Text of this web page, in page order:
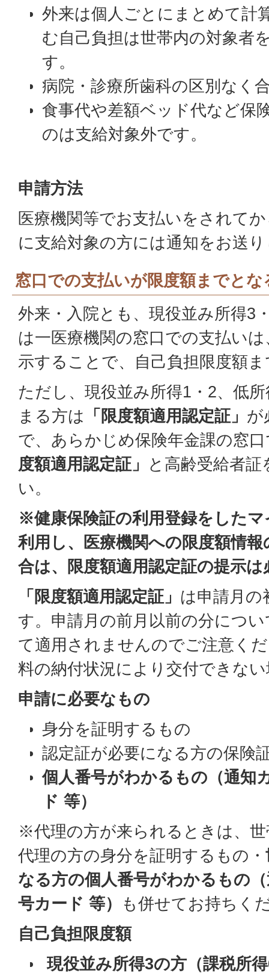
外来は個人ごとにまとめて計
む自己負担は世帯内の対象者
す。
病院・診療所歯科の区別なく
食事代や差額ベッド代など保
のは支給対象外です。
申請方法
医療機関等でお支払いをされて
に支給対象の方には通知をお送
窓口での支払いが限度額までとな
外来・入院とも、現役並み所得3
は一医療機関の窓口での支払い
示することで、自己負担限度額
ただし、現役並み所得1・2、低
まる方は 「限度額適用認定証」 が
で、あらかじめ保険年金課の窓
度額適用認定証」
と高齢受給者
い。
※健康保険証の利用登録をした
利用し、医療機関への限度額情
合は、限度額適用認定証の提示
「限度額適用認定証」 は申請月の
す。申請月の前月以前の分につ
て適用されませんのでご注意く
料の納付状況により交付できな
申請に必要なもの
身分を証明するもの
認定証が必要になる方の保険
個人番号がわかるもの（通知
ド 等）
※代理の方が来られるときは、
代理の方の身分を証明するもの・
なる方の個人番号がわかるもの
号カード 等）
も併せてお持ちく
自己負担限度額
現役並み所得3の方（課税所